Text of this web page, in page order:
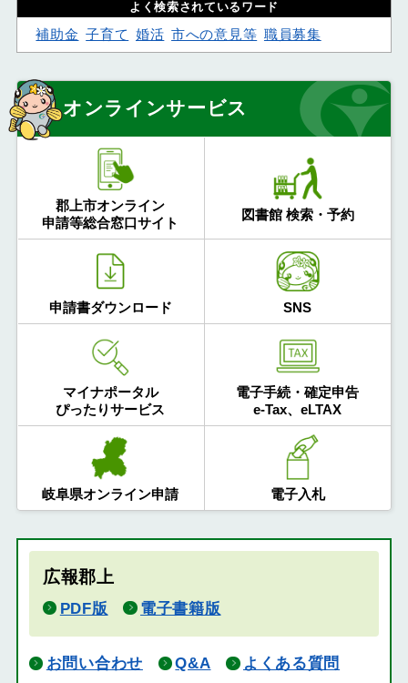
よく検索されているワード
補助金 子育て 婚活 市への意見等 職員募集
オンラインサービス
郡上市オンライン
申請等総合窓口サイト
図書館 検索・予約
申請書ダウンロード SNS
マイナポータル
ぴったりサービス
電子手続・確定申告
e-Tax、eLTAX
岐阜県オンライン申請 電子入札
広報郡上
PDF版 電子書籍版
お問い合わせ Q&A
よくある質問